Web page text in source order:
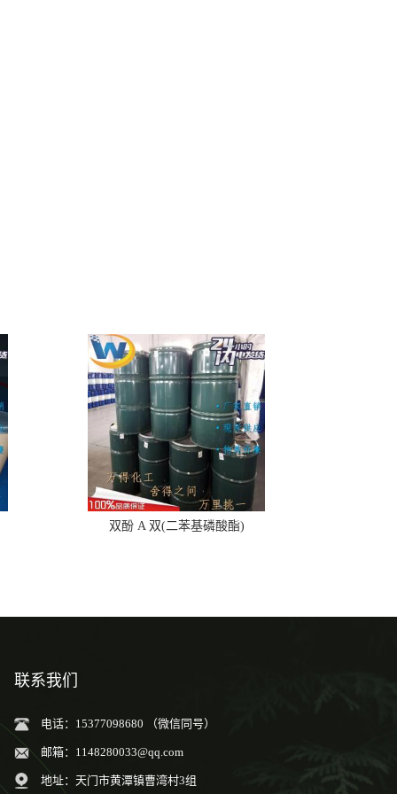
双酚 A 双(二苯基磷酸酯)
联系我们
电话：15377098680 （微信同号）
邮箱： 1148280033@qq.com
地址：天门市黄潭镇曹湾村3组